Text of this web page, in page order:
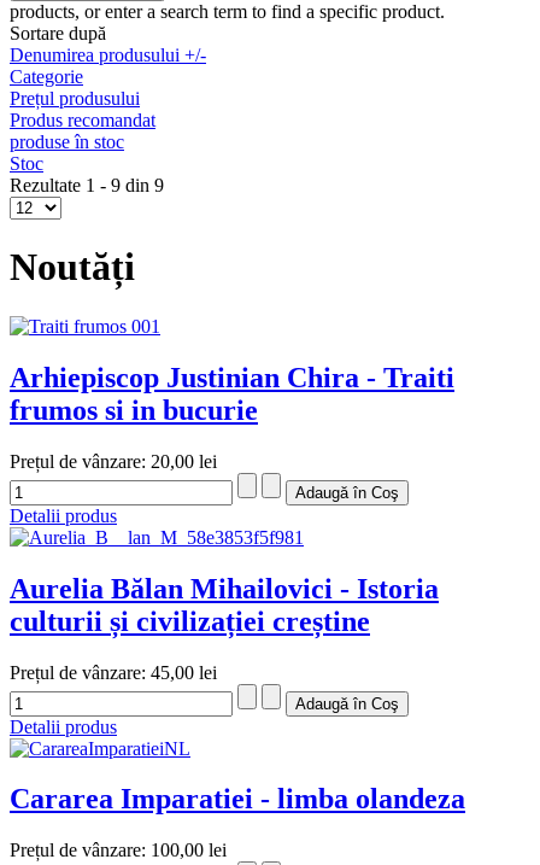
products, or enter a search term to find a specific product.
Sortare după
Denumirea produsului +/-
Categorie
Prețul produsului
Produs recomandat
produse în stoc
Stoc
Rezultate 1 - 9 din 9
Noutăți
Arhiepiscop Justinian Chira - Traiti
frumos si in bucurie
Prețul de vânzare: 20,00 lei
Detalii produs
Aurelia Bălan Mihailovici - Istoria
culturii și civilizației creștine
Prețul de vânzare: 45,00 lei
Detalii produs
Cararea Imparatiei - limba olandeza
Prețul de vânzare: 100,00 lei